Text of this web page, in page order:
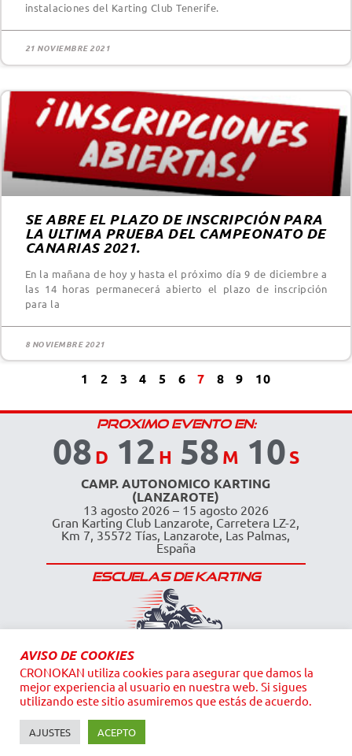
instalaciones del Karting Club Tenerife.
21 NOVIEMBRE 2021
SE ABRE EL PLAZO DE INSCRIPCIÓN PARA
LA ULTIMA PRUEBA DEL CAMPEONATO DE
CANARIAS 2021.
En la mañana de hoy y hasta el próximo día 9 de diciembre a
las 14 horas permanecerá abierto el plazo de inscripción
para la
8 NOVIEMBRE 2021
1 2 3 4 5 6 7 8 9 10
PROXIMO EVENTO EN:
08 D 12 H 58 M 09 S
CAMP. AUTONOMICO KARTING
(LANZAROTE)
13 agosto 2026 – 15 agosto 2026
Gran Karting Club Lanzarote, Carretera LZ-2,
Km 7, 35572 Tías, Lanzarote, Las Palmas,
España
ESCUELAS DE KARTING
© 2026 Cronokan Cronometraje.
AVISO DE COOKIES
CRONOKAN utiliza cookies para asegurar que damos la
mejor experiencia al usuario en nuestra web. Si sigues
utilizando este sitio asumiremos que estás de acuerdo.
AJUSTES ACEPTO